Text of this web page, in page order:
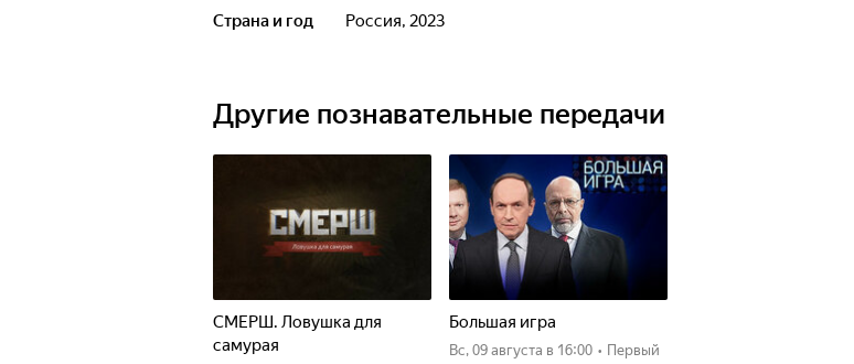
Страна и год Россия, 2023
Другие познавательные передачи
СМЕРШ. Ловушка для
самурая
Большая игра
вс, 09 августа в 16:00 • Первый